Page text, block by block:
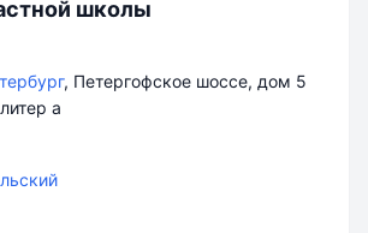
школы
, Петергофское шоссе, дом 5
а